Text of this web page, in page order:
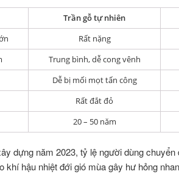
Trần gỗ tự nhiên
Rất nặng
Trung bình, dễ cong vênh
Dễ bị mối mọt tấn công
Rất đắt đỏ
20 – 50 năm
dựng năm 2023, tỷ lệ người dùng
hậu nhiệt đới gió mùa gây hư hỏng